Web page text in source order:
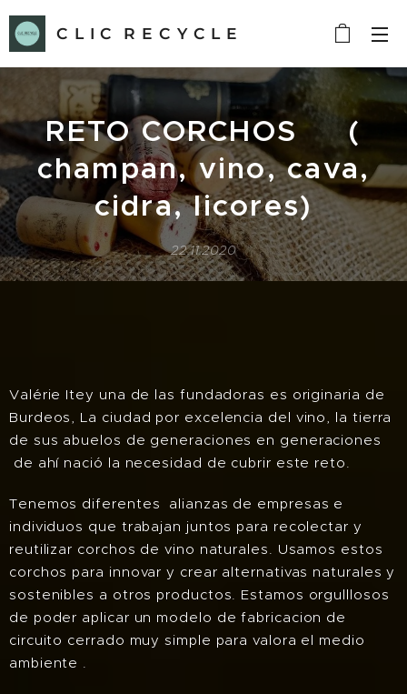
C L I C R E C Y C L E
RETO CORCHOS (
champan, vino, cava,
cidra, licores)
22.11.2020
Valérie Itey una de las fundadoras es originaria de
Burdeos, La ciudad por excelencia del vino, la tierra
de sus abuelos de generaciones en generaciones
de ahí nació la necesidad de cubrir este reto.
Tenemos diferentes alianzas de empresas e
individuos que trabajan juntos para recolectar y
reutilizar corchos de vino naturales. Usamos estos
corchos para innovar y crear alternativas naturales y
sostenibles a otros productos. Estamos orgulllosos
de poder aplicar un modelo de fabricacion de
circuito cerrado muy simple para valora el medio
ambiente .